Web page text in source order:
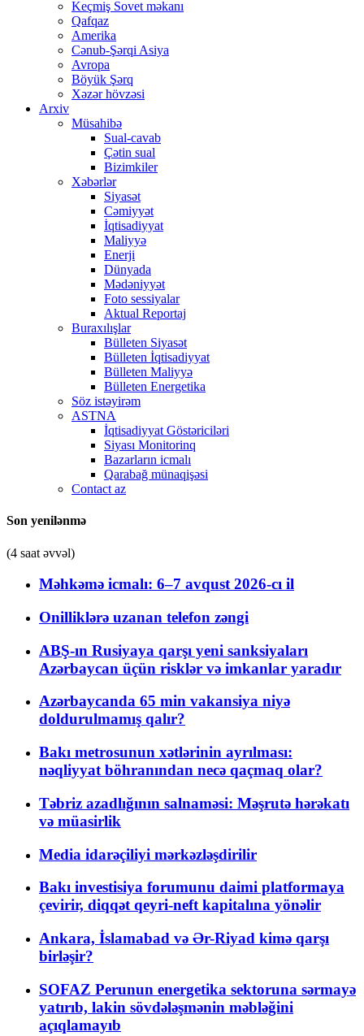
Keçmiş Sovet məkanı
Qafqaz
Amerika
Cənub-Şərqi Asiya
Avropa
Böyük Şərq
Xəzər hövzəsi
Arxiv
Müsahibə
Sual-cavab
Çətin sual
Bizimkiler
Xəbərlər
Siyasət
Cəmiyyət
İqtisadiyyat
Maliyyə
Enerji
Dünyada
Mədəniyyət
Foto sessiyalar
Aktual Reportaj
Buraxılışlar
Bülleten Siyasət
Bülleten İqtisadiyyat
Bülleten Maliyyə
Bülleten Energetika
Söz istəyirəm
ASTNA
İqtisadiyyat Göstəriciləri
Siyası Monitorinq
Bazarların icmalı
Qarabağ münaqişəsi
Contact az
Son yenilənmə
(4 saat əvvəl)
Məhkəmə icmalı: 6–7 avqust 2026-cı il
Onilliklərə uzanan telefon zəngi
ABŞ-ın Rusiyaya qarşı yeni sanksiyaları
Azərbaycan üçün risklər və imkanlar yaradır
Azərbaycanda 65 min vakansiya niyə
doldurulmamış qalır?
Bakı metrosunun xətlərinin ayrılması:
nəqliyyat böhranından necə qaçmaq olar?
Təbriz azadlığının salnaməsi: Məşrutə hərəkatı
və müasirlik
Media idarəçiliyi mərkəzləşdirilir
Bakı investisiya forumunu daimi platformaya
çevirir, diqqət qeyri-neft kapitalına yönəlir
Ankara, İslamabad və Ər-Riyad kimə qarşı
birləşir?
SOFAZ Perunun energetika sektoruna sərmayə
yatırıb, lakin sövdələşmənin məbləğini
açıqlamayıb